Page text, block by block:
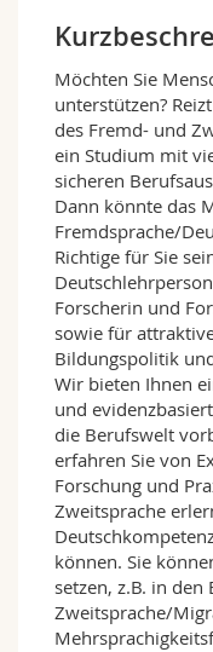
Interfakultär
Doktorierende
MyUnifr
Möchten Sie
unterstützen?
des Fremd- und
ein Studium mit
sicheren
Dann könnte das
Fremdsprache/
Richtige für Sie
Forscherin und
sowie für
Bildungspolitik
Wir bieten Ihnen
und
die Berufswelt
erfahren Sie von
Forschung und
Zweitsprache
können. Sie
setzen, z.B. in den
Zweitsprache/